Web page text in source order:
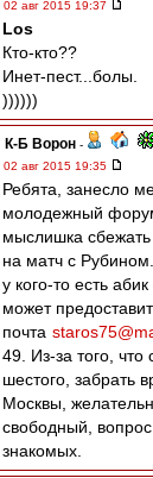
02 авг 2015 19:37
Los
Кто-кто??
Инет-пест...болы.
))))))
К-Б Ворон -
02 авг 2015 19:35
Ребята, занесло
молодежный
мыслишка сбежать
на матч с
у кого-то есть
может
почта
49. Из-за того, что
шестого, забрать
Москвы,
свободный,
знакомых.